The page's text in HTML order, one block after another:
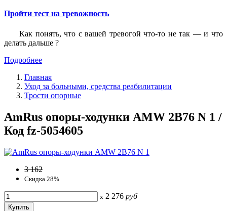
Пройти тест на тревожность
Как понять, что с вашей тревогой что-то не так — и что
делать дальше ?
Подробнее
Главная
Уход за больными, средства реабилитации
Трости опорные
AmRus опоры-ходунки AMW 2B76 N 1 /
Код fz-5054605
3 162
Скидка 28%
x 2 276 руб